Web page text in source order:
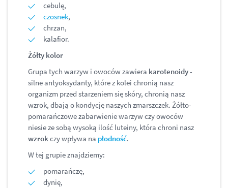
cebulę,
czosnek,
chrzan,
kalafior.
Żółty kolor
Grupa tych warzyw i owoców zawiera karotenoidy-
silne antyoksydanty, które z kolei chronią nasz
organizm przed starzeniem się skóry, chronią nasz
wzrok, dbają o kondycję naszych zmarszczek. Żółto-
pomarańczowe zabarwienie warzyw czy owoców
niesie ze sobą wysoką ilość luteiny, która chroni nasz
wzrokczy wpływa na płodność.
W tej grupie znajdziemy:
pomarańczę,
dynię,